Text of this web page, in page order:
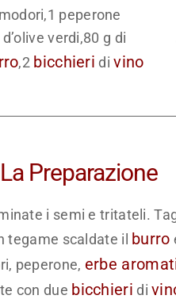
peperone
verdi,80 g di
,2 bicchieri divino
Preparazione
i semi e tritateli.
tegame scaldate il burro
peperone, erbe
con due bicchieri di